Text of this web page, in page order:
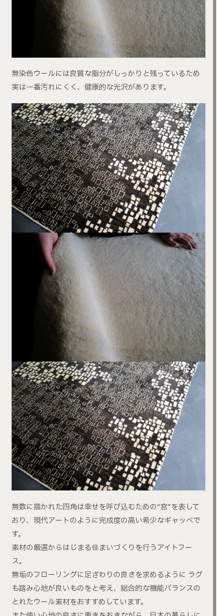
無染色ウールには良質な脂分がしっかりと残っているため
実は一番汚れにくく、健康的な光沢があります。
無数に描かれた四角は幸せを呼び込むための“窓”を表して
おり、現代アートのように完成度の高い希少なギャッベで
す。
素材の厳選からはじまる住まいづくりを行うアイトフー
ス。
無垢のフローリングに足ざわりの良さを求めるように ラグ
も踏み心地が良いものをと考え、総合的な機能バランスの
とれたウール素材をおすすめしています。